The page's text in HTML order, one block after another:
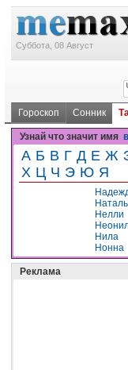
Суббота, 08 Август
Гороскоп Сонник
Узнай что значит имя
А Б В Г Д Е Ж
Х Ц Ч Э Ю Я
Нелли
Нила
Нонна
Реклама